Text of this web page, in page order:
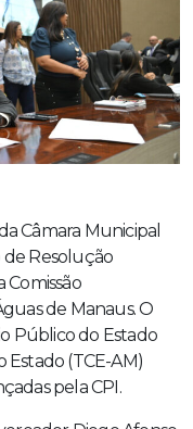
Câmara Municipal
de Resolução
de Manaus. O
Público do Estado
Estado (TCE-AM)
pela CPI.